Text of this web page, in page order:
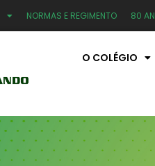
NORMAS E REGIMENTO 80
O COLÉGIO